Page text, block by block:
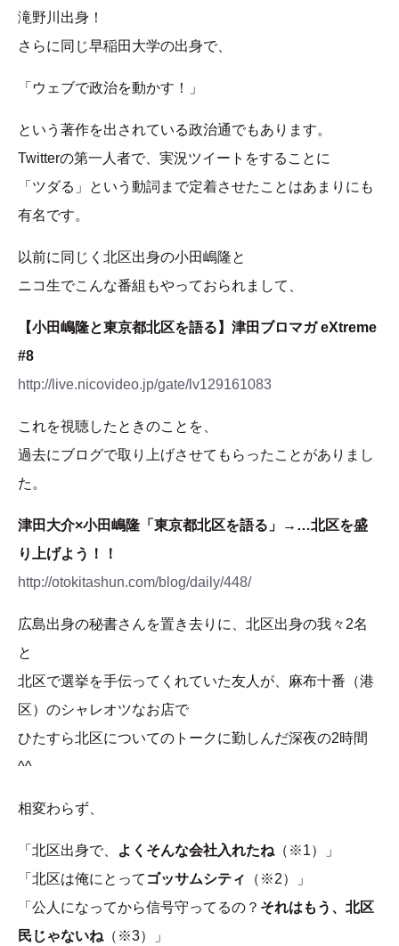
滝野川出身！
さらに同じ早稲田大学の出身で、
「ウェブで政治を動かす！」
という著作を出されている政治通でもあります。
Twitterの第一人者で、実況ツイートをすることに
「ツダる」という動詞まで定着させたことはあまりにも
有名です。
以前に同じく北区出身の小田嶋隆と
ニコ生でこんな番組もやっておられまして、
【小田嶋隆と東京都北区を語る】津田ブロマガ eXtreme
#8
http://live.nicovideo.jp/gate/lv129161083
これを視聴したときのことを、
過去にブログで取り上げさせてもらったことがありまし
た。
津田大介×小田嶋隆「東京都北区を語る」→…北区を盛
り上げよう！！
http://otokitashun.com/blog/daily/448/
広島出身の秘書さんを置き去りに、北区出身の我々2名
と
北区で選挙を手伝ってくれていた友人が、麻布十番（港
区）のシャレオツなお店で
ひたすら北区についてのトークに勤しんだ深夜の2時間
^^
相変わらず、
「北区出身で、 よくそんな会社入れたね （※1）」
「北区は俺にとって ゴッサムシティ
（※2）」
「公人になってから信号守ってるの？ それはもう、北区
民じゃないね （※3）」